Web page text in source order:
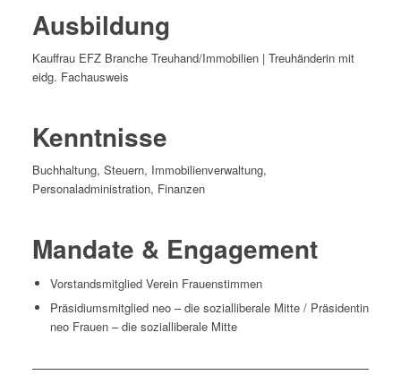
Ausbildung
Kauffrau EFZ Branche Treuhand/Immobilien | Treuhänderin mit
eidg. Fachausweis
Kenntnisse
Buchhaltung, Steuern, Immobilienverwaltung,
Personaladministration, Finanzen
Mandate & Engagement
Vorstandsmitglied Verein Frauenstimmen
Präsidiumsmitglied neo – die sozialliberale Mitte / Präsidentin
neo Frauen – die sozialliberale Mitte